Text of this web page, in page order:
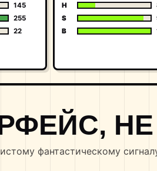
145
255
22
H
S
B
фантастическому